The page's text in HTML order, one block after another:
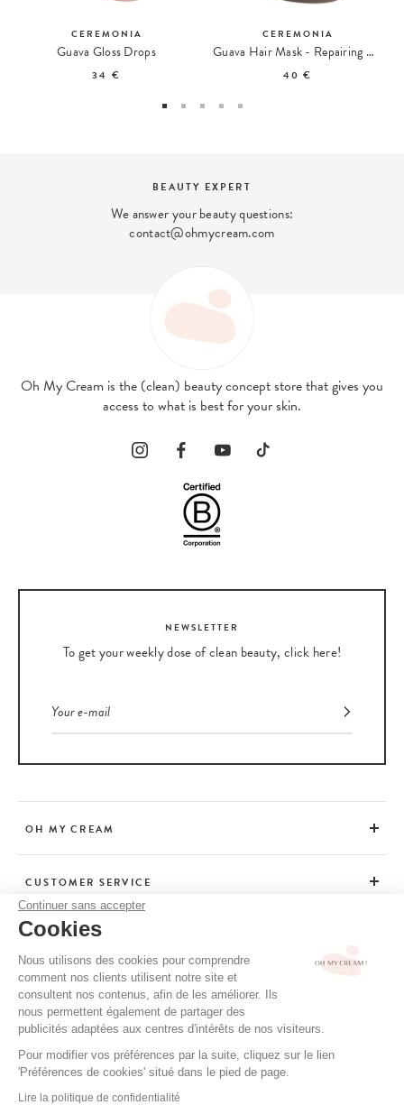
Continuer sans accepter
Cookies
Nous utilisons des cookies pour comprendre
comment nos clients utilisent notre site et
consultent nos contenus, afin de les améliorer. Ils
nous permettent également de partager des
publicités adaptées aux centres d'intérêts de nos visiteurs.
Pour modifier vos préférences par la suite, cliquez sur le lien
'Préférences de cookies' situé dans le pied de page.
Lire la politique de confidentialité
CEREMONIA
Guava Gloss Drops
34 €
CEREMONIA
Guava Hair Mask - Repairing Hair Mask
40 €
BEAUTY EXPERT
We answer your beauty questions:
contact@ohmycream.com
Oh My Cream is the (clean) beauty concept store that gives you
access to what is best for your skin.
NEWSLETTER
To get your weekly dose of clean beauty, click here!
OH MY CREAM
CUSTOMER SERVICE
ADVICE
CGV / CGU
TERMS OF USE
PRIVACY POLICY
CREDITS